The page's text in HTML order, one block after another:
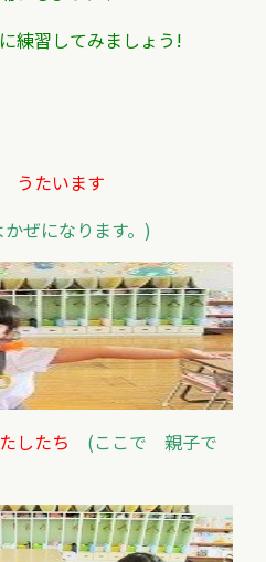
練習してみましょう!
うたいます
ぜになります。)
したち
(ここで 親子で